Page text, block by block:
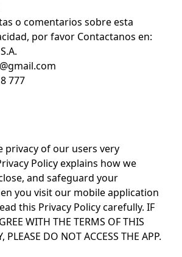
o comentarios sobre esta
por favor Contactanos en:
777
privacy of our users very
Policy explains how we
and safeguard your
you visit our mobile application
this Privacy Policy carefully. IF
WITH THE TERMS OF THIS
PLEASE DO NOT ACCESS THE APP.